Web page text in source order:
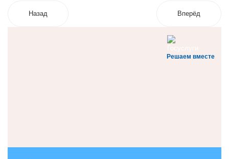
Назад Вперёд
Решаем вместе